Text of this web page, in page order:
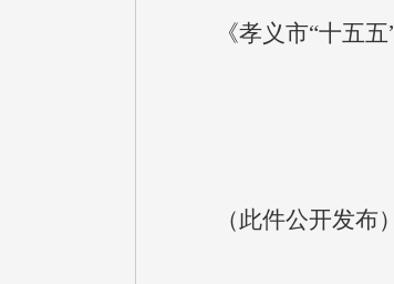
《孝义市“十五
（此件公开发布）